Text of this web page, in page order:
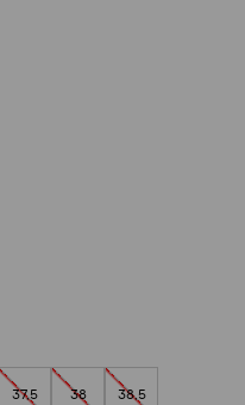
37,5 38 38,5